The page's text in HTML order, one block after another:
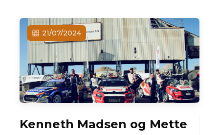
21/07/2024
Kenneth Madsen og Mette